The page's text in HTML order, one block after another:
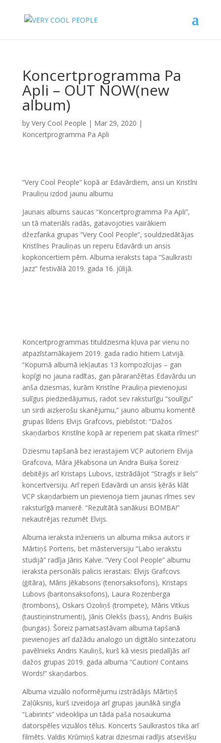
Koncertprogramma Pa
Apli – OUT NOW(new
album)
by Very Cool People | Mar 29, 2020 |
Koncertprogramma Pa Apli
“Very Cool People” kopā ar Edavārdiem, ansi un Kristīni
Prauliņu izdod jaunu albumu
Jaunais albums saucas “Koncertprogramma Pa Apli”,
un tā materiāls radās, gatavojoties vairākiem
džezfanka grupas “Very Cool People”, souldziedātājas
Kristīnes Prauliņas un reperu Edavārdi un ansis
kopkoncertiem pērn. Albuma ieraksts tapa “Saulkrasti
Jazz” festivālā 2019. gada 16. jūlijā.
Koncertprogrammas tituldziesma kļuva par vienu no
atpazīstamākajiem 2019. gada radio hitiem Latvijā.
“Kopumā albumā iekļautas 13 kompozīcijas – gan
kopīgi no jauna radītas, gan pāraranžētas Edavārdu un
anša dziesmas, kurām Kristīne Prauliņa pievienojusi
sulīgus piedziedājumus, radot sev raksturīgu “soulīgu”
un sirdi aizķerošu skanējumu,” jauno albumu komentē
grupas līderis Elvijs Grafcovs, piebilstot: “Dažos
skaņdarbos Kristīne kopā ar reperiem pat skaita rīmes!”
Dziesmu tapšanā bez ierastajiem VCP autoriem Elvija
Grafcova, Māra Jēkabsona un Andra Buiķa šoreiz
debitējis arī Kristaps Lubovs, izstrādājot “Stragls ir liels”
koncertversiju. Arī reperi Edavārdi un ansis ķērās klāt
VCP skaņdarbiem un pievienoja tiem jaunas rīmes sev
raksturīgā manierē. “Rezultātā sanākusi BOMBA!”
nekautrējas rezumēt Elvijs.
Albuma ieraksta inženieris un albuma miksa autors ir
Mārtiņš Porteris, bet māsterversiju “Labo ierakstu
studijā” radīja Jānis Kalve. “Very Cool People” albumu
ieraksta personāls palicis ierastais: Elvijs Grafcovs
(ģitāra), Māris Jēkabsons (tenorsaksofons), Kristaps
Lubovs (baritonsaksofons), Laura Rozenberga
(trombons), Oskars Ozoliņš (trompete), Māris Vitkus
(taustiņinstrumenti), Jānis Olekšs (bass), Andris Buiķis
(bungas). Šoreiz pamatsastāvam albuma tapšanā
pievienojies arī dažādu analogo un digitālo sintezatoru
pavēlnieks Andris Kauliņš, kurš kā viesis piedalījās arī
dažos grupas 2019. gada albuma “Caution! Contains
Words!” skaņdarbos.
Albuma vizuālo noformējumu izstrādājis Mārtiņš
Zaļūksnis, kurš izveidoja arī grupas jaunākā singla
“Labirints” videoklipa un tāda paša nosaukuma
datorspēles vizuālos tēlus. Koncerts Saulkrastos tika arī
filmēts. Valdis Krūmiņš katrai dziesmai radījis atsevišķu